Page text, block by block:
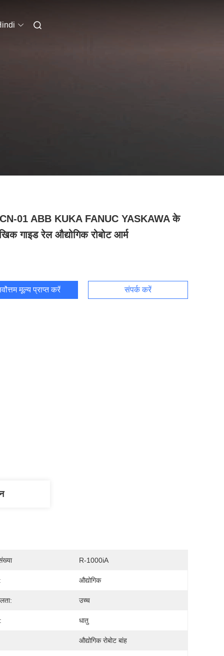
01 ABB KUKA FANUC YASKAWA के
गाइड रेल औद्योगिक रोबोट आर्म
मूल्य प्राप्त करें संपर्क करें
R-1000iA
औद्योगिक
उच्च
धातु
औद्योगिक रोबोट बांह